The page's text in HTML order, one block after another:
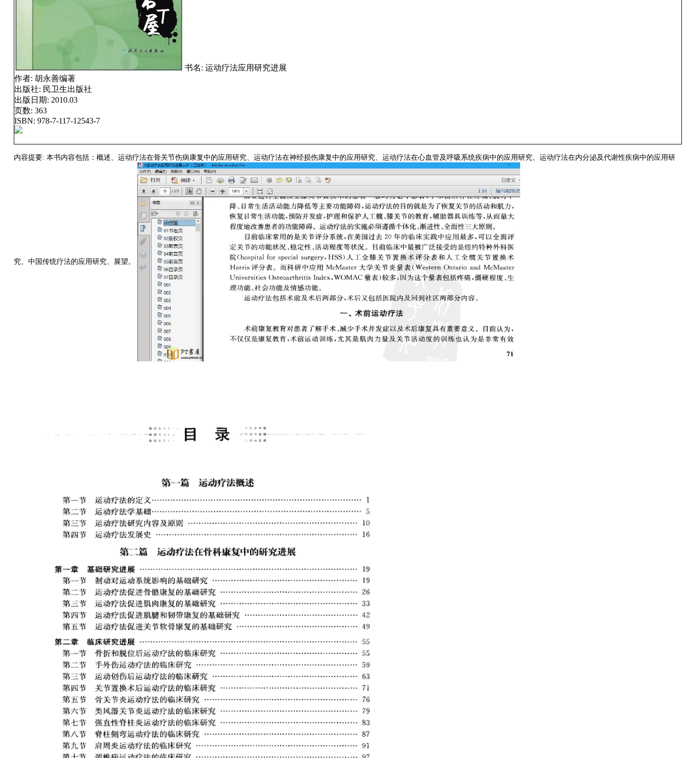
书名: 运动疗法应用研究进展
作者: 胡永善编著
出版社: 民卫生出版社
出版日期: 2010.03
页数: 363
ISBN: 978-7-117-12543-7
内容提要: 本书内容包括：概述、运动疗法在骨关节伤病康复中的应用研究、运动疗法在神经损伤康复中的应用研究、运动疗法在心血管及呼吸系统疾病中的应用研究、运动疗法在内分泌及代谢性疾病中的应用研
究、中国传统疗法的应用研究、展望。